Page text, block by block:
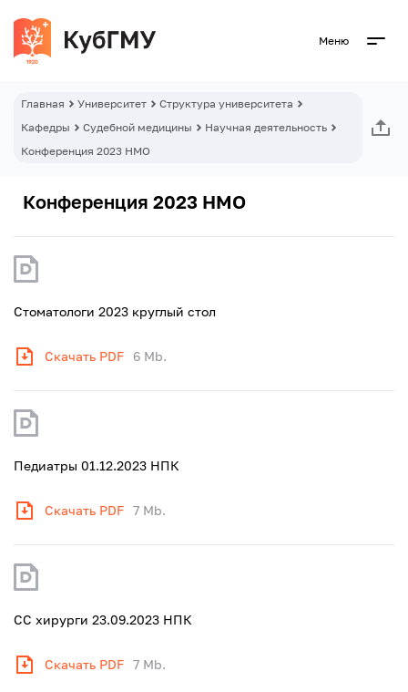
Меню
Главная Университет
Структура университета
Кафедры
Судебной медицины
Научная деятельность
Конференция 2023 НМО
Конференция 2023 НМО
Стоматологи 2023 круглый стол
Скачать PDF 6 Mb.
Педиатры 01.12.2023 НПК
Скачать PDF 7 Mb.
СС хирурги 23.09.2023 НПК
Скачать PDF 7 Mb.